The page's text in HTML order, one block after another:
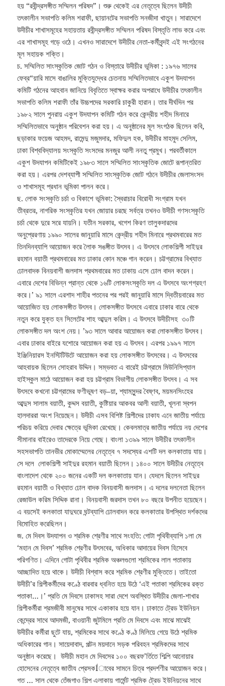
হয় “রবীন্দ্রসঙ্গীত সম্মিলন পরিষদ”। শুরু থেকেই এর নেতৃত্বে ছিলেন উদীচী
তৎকালীন সভাপতি কলিম শরাফী, ছায়ানটের সভাপতি সনজীদা খাতুন। সারাদেশে
উদীচীর শাখাসমূহের সহায়তায় রবীন্দ্রসঙ্গীত সম্মিলন পরিষদ বিস্তৃতি লাভ করে এবং
এর শাখাসমূহ গড়ে ওঠে। এখনও সারাদেশে উদীচীর নেতা-কর্মীবৃন্দই এই সংগঠনের
মূল সহায়ক শক্তি।
চ. সম্মিলিত সাংস্কৃতিক জোট গঠন ও বিস্তারে উদীচীর ভূমিকা : ১৯৭৬ সালের
ফেব্র“য়ারি মাসে বাঙালির মুক্তিযুদ্ধের চেতনায় সম্মিলিতভাবে একুশ উদযাপন
কমিটি গঠনের আহবান জানিয়ে বিবৃতিতে স্বাক্ষর করার অপরাধে উদীচীর তৎকালীন
সভাপতি কলিম শরাফী তাঁর উচ্চপদের সরকারি চাকুরী হারান। তার দীর্ঘদিন পর
১৯৮২ সালে পুনরায় একুশ উদযাপন কমিটি গঠন করে কেন্দ্রীয় শহীদ মিনারে
সম্মিলিতভাবে অনুষ্ঠান পরিবেশন করা হয়। এ অনুষ্ঠানের মূল সংগঠক ছিলেন কবি,
ছড়াকার ফয়েজ আহমদ, রামেন্দু মজুমদার, মফিদুল হক, উদীচীর মাহমুদ সেলিম,
ঢাকা বিশ্ববিদ্যালয় সংস্কৃতি সংসদের মনজুর আলী ননতু প্রমুখ। পরবর্তীকালে
একুশ উদযাপন কমিটিকেই ১৯৮৩ সালে সম্মিলিত সাংস্কৃতিক জোটে রূপান্তরিত
করা হয়। এরপর দেশব্যাপী সম্মিলিত সাংস্কৃতিক জোট গঠনে উদীচীর জেলাসংসদ
ও শাখাসমূহ প্রধান ভূমিকা পালন করে।
ছ. লোক সংস্কৃতি চর্চা ও বিকাশে ভূমিকা: স্বৈরাচার বিরোধী সংগ্রাম যখন
তীব্রতর, নাগরিক সংস্কৃতির যখন জোয়ার চরছে সর্বত্র তখনও উদীচী গণসংস্কৃতি
চর্চা থেকে দুরে সরে যায়নি। যতীন সরকার, খগেশ কিরণ তালুকদারদের
অনুপ্রেরণায় ১৯৯০ সালের জানুয়ারি মাসে কেন্দ্রীয় শহীদ মিনারে প্রথমবারের মত
তিনদিনব্যাপি আয়োজন করে লৈাক সঙঙ্গীত উৎসব। এ উৎসবে লোকশিল্পী সাইদুর
রহমান বয়াতী প্রথমবারের মত ঢাকার কোন মঞ্চে গান করেন। চট্টগ্রামের বিখ্যাত
ঢোলবাদক বিনয়বাশী জলদাস প্রথমবারের মত ঢাকায় এসে ঢোল বাদন করেন।
এবারে দেশের বিভিন্ন প্রান্ত থেকে ১৬টি লোকসংস্কৃতি দল এ উৎসবে অংশগ্রহণ
করে।’ ৯১ সালে এরশাদ শাহীর পতনের পর পরই জানুয়ারি মাসে দ্বিতীয়বারের মত
আয়োজিত হয় লোকসঙ্গীত উৎসব। লোকসঙ্গীত উৎসবে এবারে ঢাকার বারে থেকে
নতুন করে যুক্ত হন সিলেটের শাহ আব্দুল করিম। এ উৎসবে উদীচীসহ ৩০টি
লোকসঙ্গীত দল অংশ নেয়। ’৯৩ সালে আবার আয়োজন করা লোকসঙ্গীত উৎসব।
এবার ঢাকার বাইরে যশোরে আয়োজন করা হয় এ উৎসব। এরপর ১৯৯৭ সালে
ইঞ্জিনিয়ারস ইনস্টিটিউটে আয়োজন করা হয় লোকসঙ্গীত উৎসবের। এ উৎসবের
আহবায়ক ছিলেন সোহরাব উদ্দিন। সম্ভবত এ বারেই চট্টগ্রামে মিউনিসিপ্যাল
হাইস্কুল মাঠে আয়োজন করা হয় চট্টগ্রাম বিভাগীয় লোকসঙ্গীত উৎসব। এ সব
উৎসবে কখনো চট্টগ্রামের ফণীভূষণ বড়–য়া, শ্যামসুন্দর বৈষ্ণব, ময়মনসিংহের
আব্দুস সালাম বয়াতী, কুদ্দস বয়াতী, কুষ্টিয়ার আকবর আলী বয়াতী, খূলনা স্বপন
হালদাররা অংশ নিয়েছেন। উদীচী এসব বিশিষ্ট শিল্পীদের ঢাকায এনে জাতীয় পর্যায়ে
পরিচয় করিয়ে দেবার ক্ষেত্রে ভূমিকা রেখেছে। কেবলমাত্র জাতীয় পর্যায়ে নয় দেশের
সীমানার বাইরেও তাদেরকে নিয়ে গেছে। বাংলা ১৩৯৯ সালে উদীচীর তৎকালীন
সহসভাপতি তানভীর মোকাম্মেলের নেতৃত্বে ৭ সদস্যের এশটি দল কলকাতায় যায়।
সে দলে লোকশিল্পী সাইদুর রহমান বয়াতী ছিলেন। ১৪০০ সালে উদীচীর নেতৃত্বে
বাংলাদেশ থেকে ২০০ জনের একটি দল কলকাতায় যান। যেদলে ছিলেন সাইদুর
রহমান বয়াতী ও বিখ্যাত ঢোল বাদক বিনয়বাসী জলদাস। এ দলের দলনেতা ছিলেন
রেজাউল করিম সিদ্দিক রানা। বিনয়বাসী জরদাস তখন ৮০ বছরে উপনীত হয়েছেন।
এ বয়সেই কলকাতা যাদুঘরে ঘন্টব্যাপি ঢোলবাদন করে কলকাতার উপস্থিত দর্শকদের
বিমোহিত করেছিলন।
জ. মে দিবস উদযাপন ও শ্রমিক শ্রেণীর সাথে সংহতি: গোটা পৃথিবীব্যাপি ১লা মে
‘মহান মে দিবস’ শ্রমিক শ্রেণীর উৎসবের, অধিকার আদায়ের দিবস হিসেবে
পরিগণিত। এদিনে গোটা পৃথিবীর শ্রমিক অঞ্চলগুলো শ্রমিকের লাল পতাকায়
আচ্ছাদিত হয়ে থাকে। উদীচী বিশ্বাস করে শ্রমিক শ্রেণীর মুক্তিতে। তাইতো
উদীচী’র শিল্পীকর্মীদের কণ্ঠে বারবার ধ্বনিত হয়ে উঠে ‘এই পতাকা শ্রমিকের রক্ত
পতাকা…।’ প্রতি মে দিবসে ঢাকাসহ সারা দেশে অবস্থিত উদীচীর জেলা-শাখার
শিল্পীকর্মীরা শ্রমজীবী মানুষের সাথে একাকার হয়ে যান। ঢাকাতে ট্রেড ইউনিয়ন
কেন্দ্রের সাথে আদমজী, বাওয়ানী জুটমিলে প্রতি মে দিবসে এবং মাঝে মাঝেই
উদীচীর কর্মীরা ছুটে যায়, শ্রমিকের সাথে কণ্ঠে কণ্ঠ মিলিয়ে গেয়ে উঠে শ্রমিক
অধিকারের গান। সায়েদাবাদ, পল্টন ময়দানে সড়ক পরিবহন শ্রমিকদের সাথে
অনুষ্ঠান করেছে। উদীচী মহান মে দিবসের ১০০ বছরফ’র্তিতে শিল্পি আনোয়ার
হোসেনের নেতৃত্বে জাতীয প্রেসকÍাবের সামনে চিত্র প্রদর্শণীর আয়োজন করে।
গত … সাল থেকে তেঁজগাও শিল্প এলাকায় গার্মেন্ট শ্রমিক ট্রেড ইউনিয়নের সাথে